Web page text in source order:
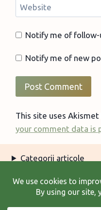
Website
Notify me of follow-
Notify me of new
This site uses
your comment data is
Categorii articole